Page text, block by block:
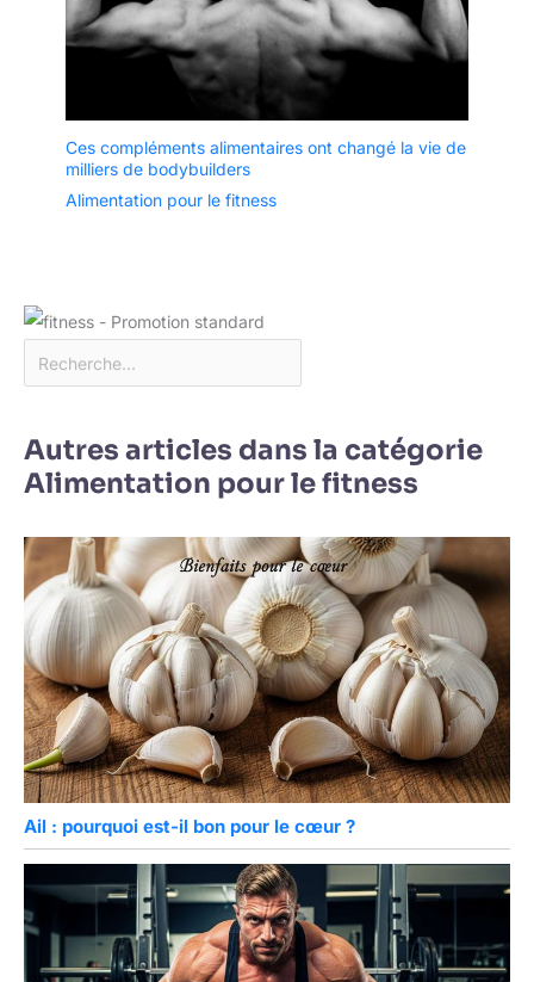
Ces compléments alimentaires ont changé la vie de
milliers de bodybuilders
Alimentation pour le fitness
Autres articles dans la catégorie
Alimentation pour le fitness
Ail : pourquoi est-il bon pour le cœur ?